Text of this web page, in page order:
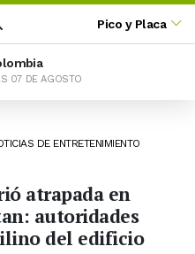
Pico y Placa
07 DE AGOSTO
DE ENTRETENIMIENTO
atrapada en
autoridades
del edificio